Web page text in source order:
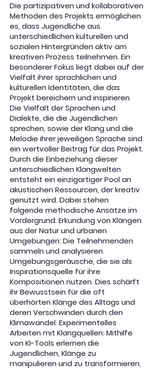
Die partizipativen und kollaborativen
Methoden des Projekts ermöglichen
es, dass Jugendliche aus
unterschiedlichen kulturellen und
sozialen Hintergründen aktiv am
kreativen Prozess teilnehmen. Ein
besonderer Fokus liegt dabei auf der
Vielfalt ihrer sprachlichen und
kulturellen Identitäten, die das
Projekt bereichern und inspirieren.
Die Vielfalt der Sprachen und
Dialekte, die die Jugendlichen
sprechen, sowie der Klang und die
Melodie ihrer jeweiligen Sprache sind
ein wertvoller Beitrag für das Projekt.
Durch die Einbeziehung dieser
unterschiedlichen Klangwelten
entsteht ein einzigartiger Pool an
akustischen Ressourcen, der kreativ
genutzt wird. Dabei stehen
folgende methodische Ansätze im
Vordergrund: Erkundung von Klängen
aus der Natur und urbanen
Umgebungen: Die Teilnehmenden
sammeln und analysieren
Umgebungsgeräusche, die sie als
Inspirationsquelle für ihre
Kompositionen nutzen. Dies schärft
ihr Bewusstsein für die oft
überhörten Klänge des Alltags und
deren Verschwinden durch den
Klimawandel. Experimentelles
Arbeiten mit Klangquellen: Mithilfe
von KI-Tools erlernen die
Jugendlichen, Klänge zu
manipulieren und zu transformieren,